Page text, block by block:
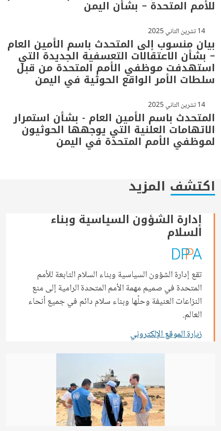
للأمم المتحدة – بشأن اليمن
14 تشرين الثاني 2025
بيان منسوب إلى المتحدث باسم الأمين العام
– بشأن الاعتقالات التعسفية الجديدة التي
استهدفت موظفي الأمم المتحدة من قبل
سلطات الأمر الواقع الحوثية في اليمن
14 تشرين الثاني 2025
المتحدث باسم الأمين العام - بشأن استمرار
الاتهامات العلنية التي يوجهها الحوثيون
لموظفي الأمم المتحدة في اليمن
اكتشف المزيد
إدارة الشؤون السياسية وبناء
السلام
تقع إدارة الشؤون السياسية وبناء السلام التابعة للأمم
المتحدة في صميم مهمة الأمم المتحدة الرامية إلى منع
النزاعات العنيفة وحلّها وبناء سلام دائم في جميع أنحاء
العالم.
زيارة الموقع الإلكتروني